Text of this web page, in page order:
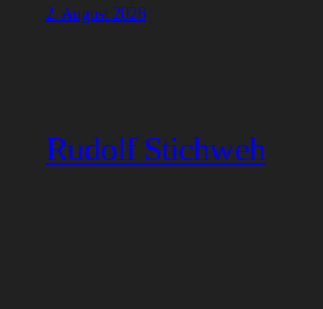
2. August 2026
Rudolf Stichweh